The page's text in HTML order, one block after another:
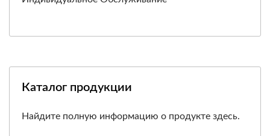
Каталог продукции
Найдите полную информацию о продукте здесь.